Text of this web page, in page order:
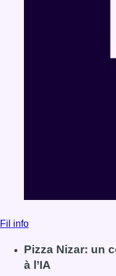
Fil info
Pizza Nizar: un
à l’IA